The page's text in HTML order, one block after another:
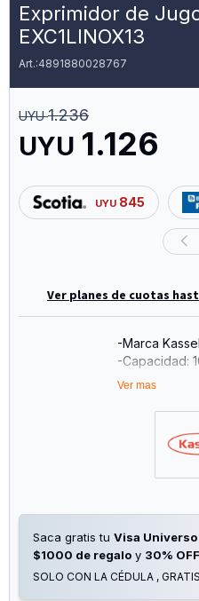
Exprimidor de
EXC1LINOX13
4891880028767
UYU 1.126
UYU 1.236
UYU 845
Ver planes de cuotas
-Marca Kassel
-Capacidad:
-Longitud Del
- Color
-Recoge
-Fácil Lavado
Ver mas
Saca gratis tu Visa Universo
$1000 de regalo y 30%
SOLO CON LA CÉDULA ,